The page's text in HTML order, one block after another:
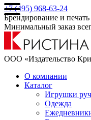
+7 (495) 968-63-24
Брендирование и
Минимальный заказ
ООО «Издательство
О компании
Каталог
Игрушки
Одежда